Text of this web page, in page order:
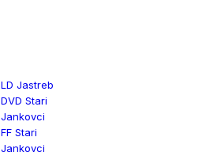
LD Jastreb
DVD Stari
Jankovci
FF Stari
Jankovci